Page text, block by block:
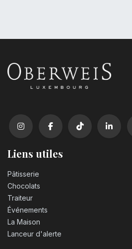
Liens utiles
Pâtisserie
Chocolats
Traiteur
Événements
La Maison
Lanceur d'alerte